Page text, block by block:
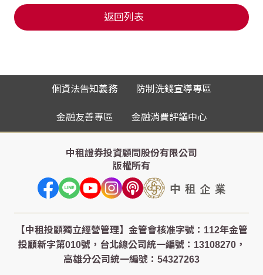
返回列表
個資法告知義務 防制洗錢宣導專區
金融友善專區 金融消費評議中心
中租證券投資顧問股份有限公司
版權所有